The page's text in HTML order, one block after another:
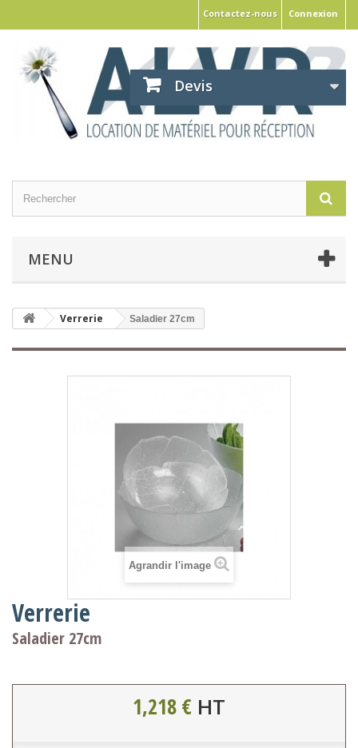
Connexion
Contactez-nous
Devis
MENU
Verrerie Saladier 27cm
Agrandir l'image
Verrerie
Saladier 27cm
1,218 € HT